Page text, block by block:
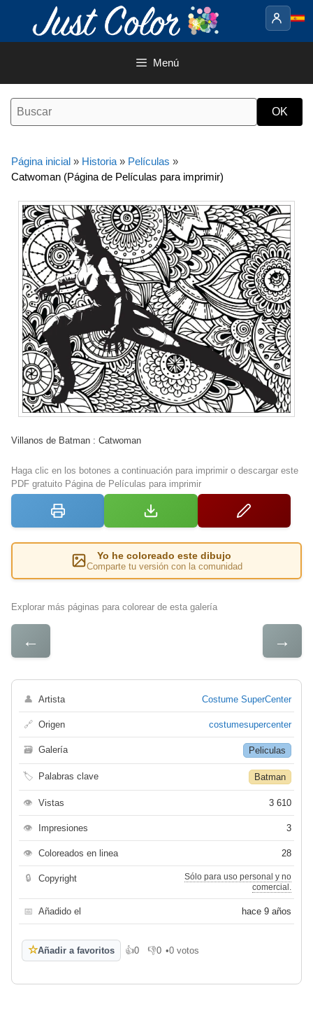
contenido
Menú
Página inicial » Historia » Películas »
Catwoman (Página de Películas para imprimir)
Villanos de Batman : Catwoman
Haga clic en los botones a continuación para imprimir o descargar este
PDF gratuito Página de Películas para imprimir
Yo he coloreado este dibujo
Comparte tu versión con la comunidad
Explorar más páginas para colorear de esta galería
← →
👤 Artista Costume SuperCenter
🔗 Origen costumesupercenter
🗃 Galería Peliculas
🏷 Palabras clave Batman
👁 Vistas 3 610
👁 Impresiones 3
👁 Coloreados en linea 28
🔒 Copyright
Sólo para uso personal y no
comercial.
📅 Añadido el hace 9 años
☆Añadir a favoritos 👍0
Me gusta
👎0
No me gusta
•0 votos